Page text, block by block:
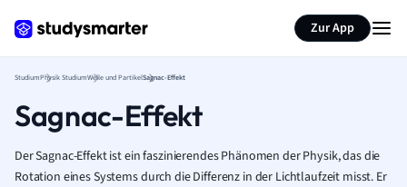
Zur App
StudiumPhysik StudiumWelle und PartikelSagnac-Effekt
Sagnac-Effekt
Der Sagnac-Effekt ist ein faszinierendes Phänomen der Physik, das die
Rotation eines Systems durch die Differenz in der Lichtlaufzeit misst. Er